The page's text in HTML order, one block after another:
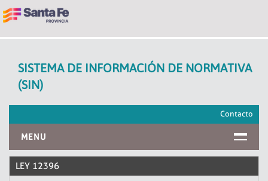
SISTEMA DE INFORMACIÓN DE NORMATIVA
(SIN)
Contacto
MENU
INICIO
LEY 12396